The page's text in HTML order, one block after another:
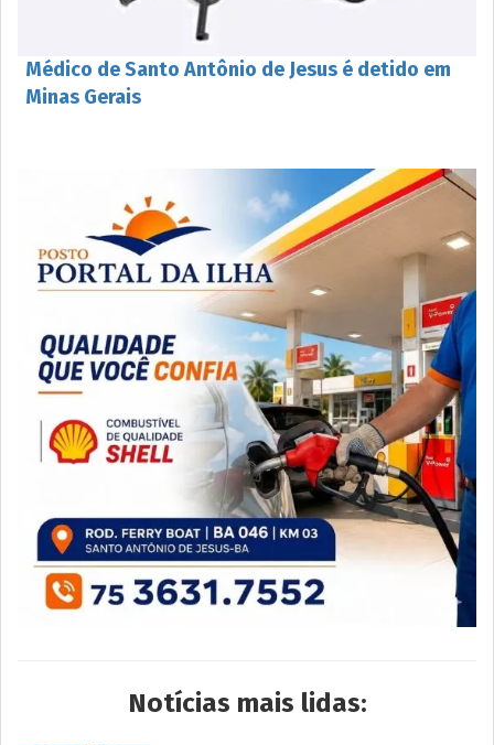
Médico de Santo Antônio de Jesus é detido em
Minas Gerais
Notícias mais lidas: